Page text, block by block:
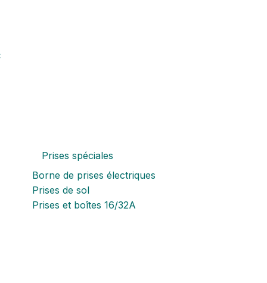
Prises spéciales
Borne de prises électriques
Prises de sol
Prises et boîtes 16/32A